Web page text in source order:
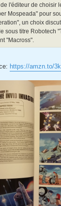
l'éditeur de choisir
Mospeada" pour
un choix
sous titre Robotech
"Macross".
https://amzn.to/